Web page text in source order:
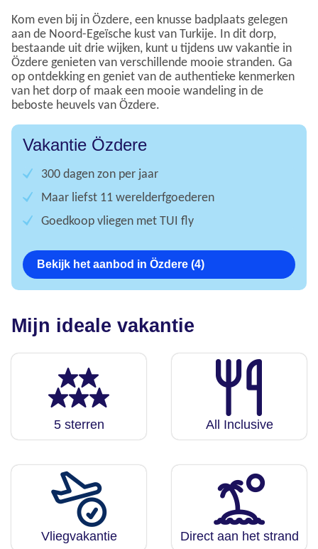
Kom even bij in Özdere, een knusse badplaats gelegen
aan de Noord-Egeïsche kust van Turkije. In dit dorp,
bestaande uit drie wijken, kunt u tijdens uw vakantie in
Özdere genieten van verschillende mooie stranden. Ga
op ontdekking en geniet van de authentieke kenmerken
van het dorp of maak een mooie wandeling in de
beboste heuvels van Özdere.
Vakantie Özdere
300 dagen zon per jaar
Maar liefst 11 werelderfgoederen
Goedkoop vliegen met TUI fly
Bekijk het aanbod in Özdere (4)
Mijn ideale vakantie
5 sterren All Inclusive
Vliegvakantie Direct aan het strand